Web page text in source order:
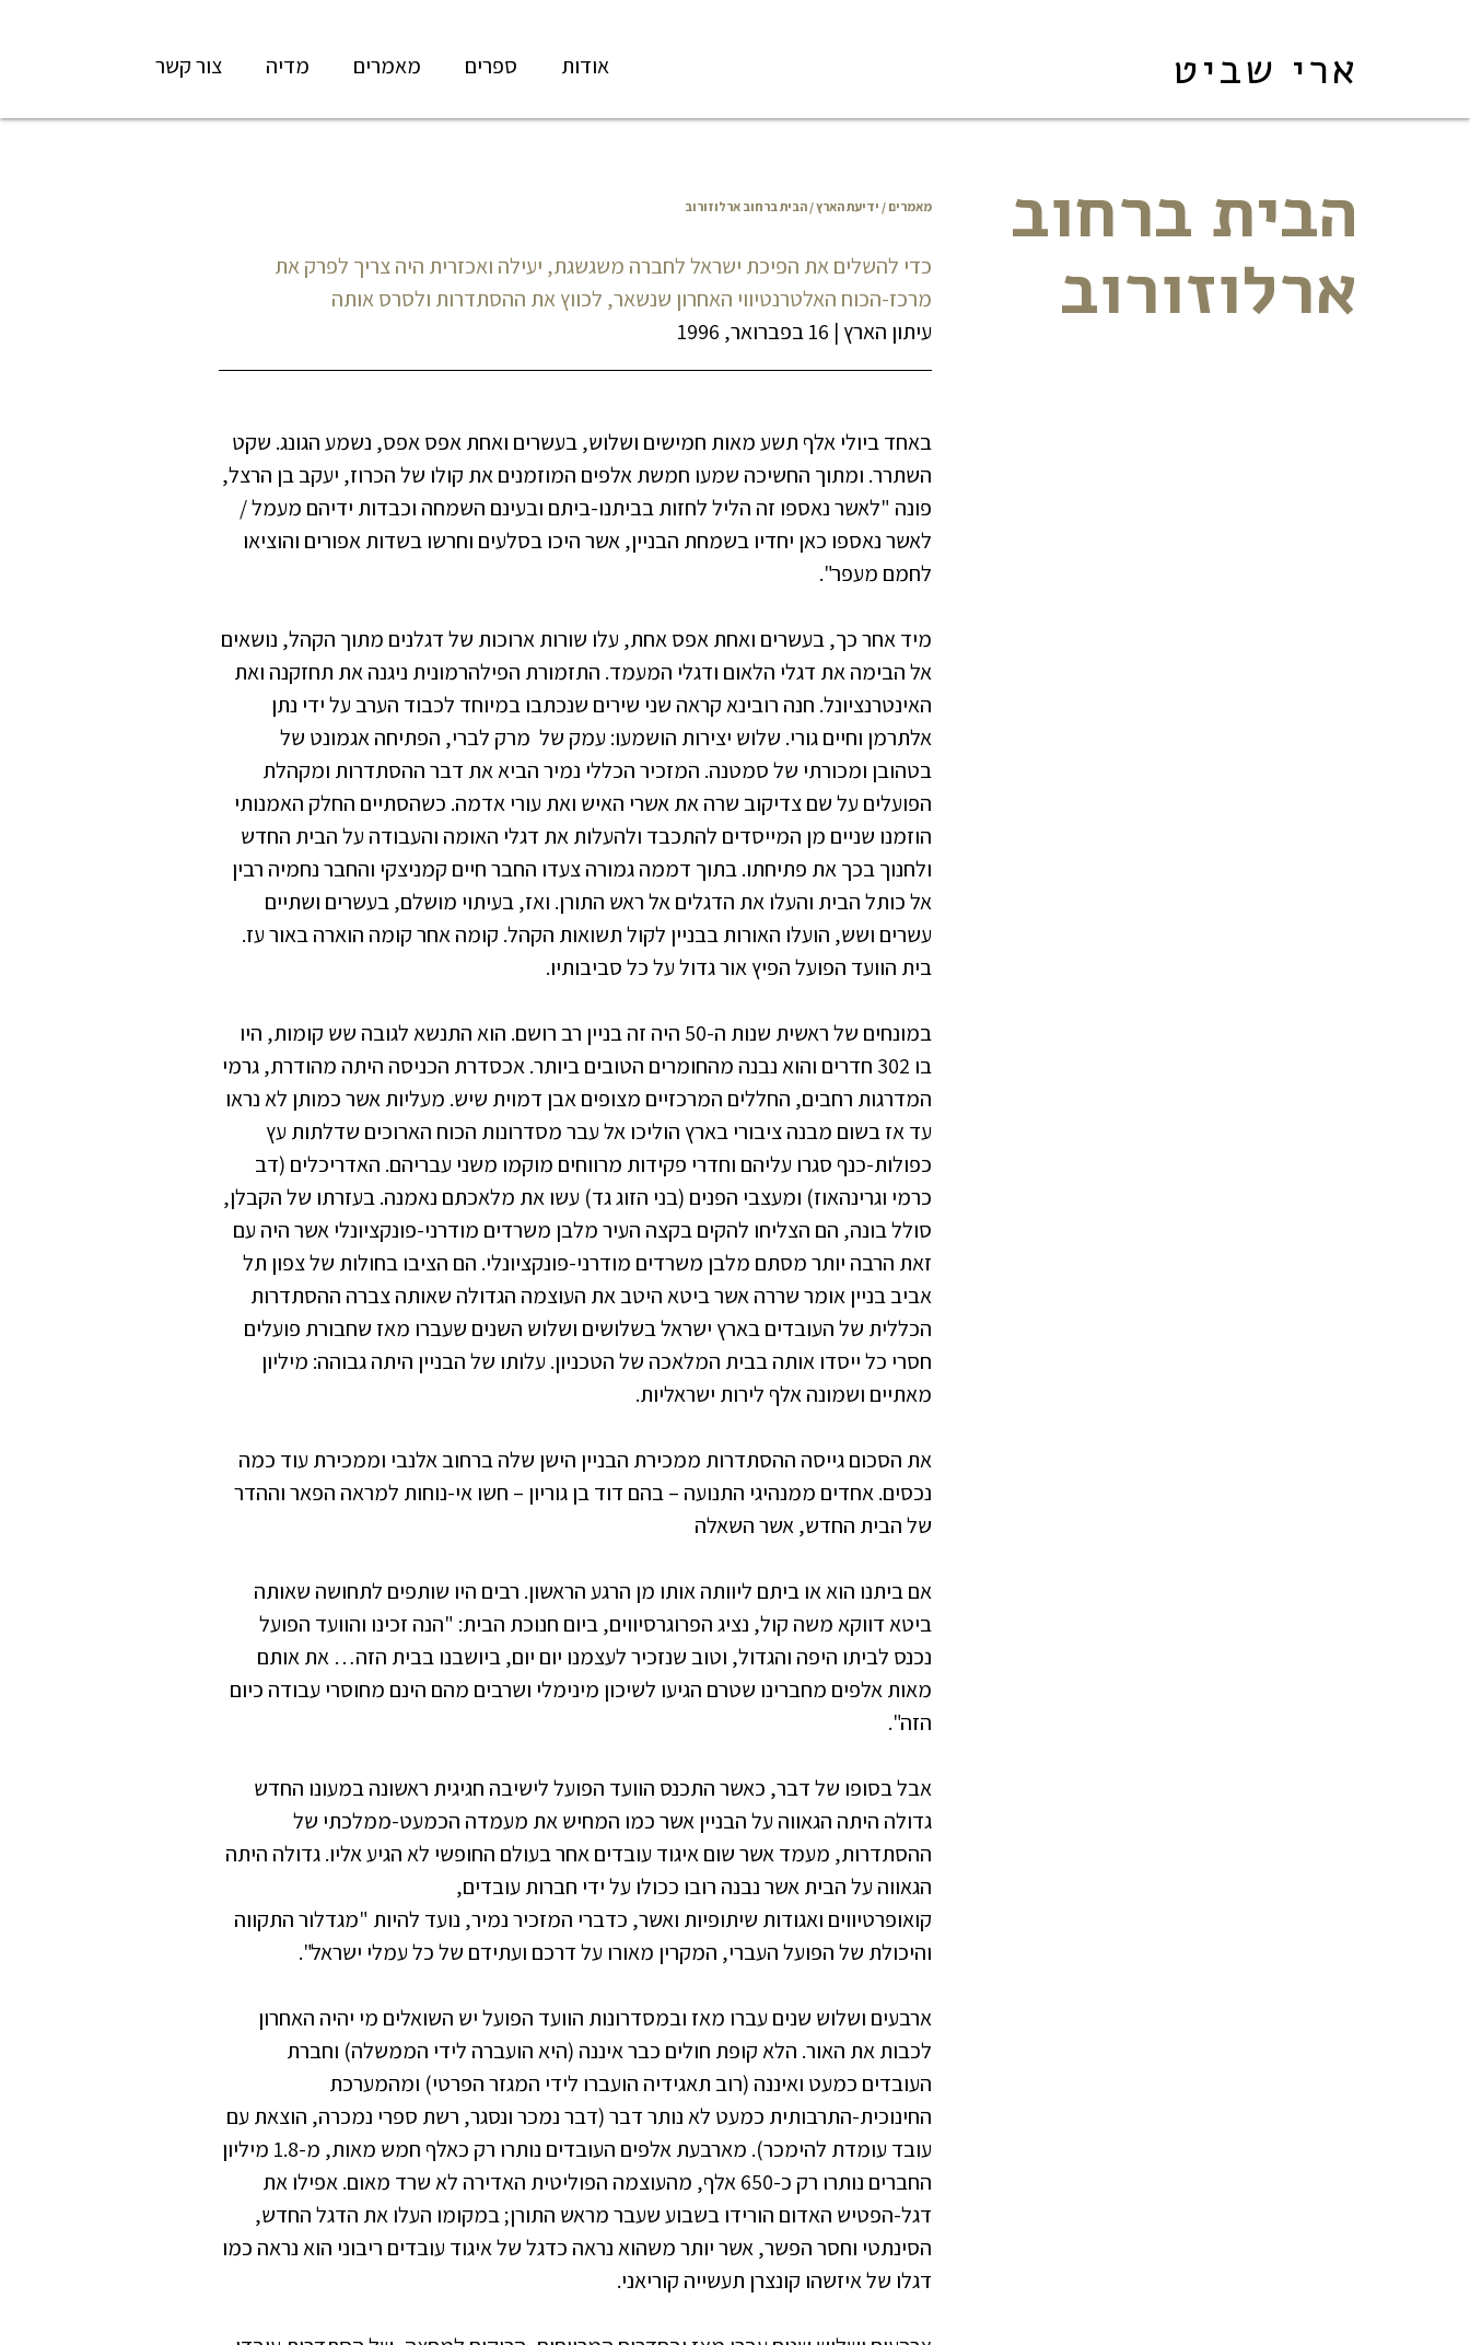
ארי שביט אודות ספרים מאמרים מדיה צור קשר
הבית ברחוב
ארלוזורוב
מאמרים / ידיעת הארץ/ הבית ברחוב ארלוזורוב
כדי להשלים את הפיכת ישראל לחברה משגשגת, יעילה ואכזרית היה צריך לפרק את
מרכז-הכוח האלטרנטיווי האחרון שנשאר, לכווץ את ההסתדרות ולסרס אותה
עיתון הארץ | 16 בפברואר, 1996
באחד ביולי אלף תשע מאות חמישים ושלוש, בעשרים ואחת אפס אפס, נשמע הגונג. שקט
השתרר. ומתוך החשיכה שמעו חמשת אלפים המוזמנים את קולו של הכרוז, יעקב בן הרצל,
פונה "לאשר נאספו זה הליל לחזות בביתנו-ביתם ובעינם השמחה וכבדות ידיהם מעמל /
לאשר נאספו כאן יחדיו בשמחת הבניין, אשר היכו בסלעים וחרשו בשדות אפורים והוציאו
לחמם מעפר".
מיד אחר כך, בעשרים ואחת אפס אחת, עלו שורות ארוכות של דגלנים מתוך הקהל, נושאים
אל הבימה את דגלי הלאום ודגלי המעמד. התזמורת הפילהרמונית ניגנה את תחזקנה ואת
האינטרנציונל. חנה רובינא קראה שני שירים שנכתבו במיוחד לכבוד הערב על ידי נתן
אלתרמן וחיים גורי. שלוש יצירות הושמעו: עמק של מרק לברי, הפתיחה אגמונט של
בטהובן ומכורתי של סמטנה. המזכיר הכללי נמיר הביא את דבר ההסתדרות ומקהלת
הפועלים על שם צדיקוב שרה את אשרי האיש ואת עורי אדמה. כשהסתיים החלק האמנותי
הוזמנו שניים מן המייסדים להתכבד ולהעלות את דגלי האומה והעבודה על הבית החדש
ולחנוך בכך את פתיחתו. בתוך דממה גמורה צעדו החבר חיים קמניצקי והחבר נחמיה רבין
אל כותל הבית והעלו את הדגלים אל ראש התורן. ואז, בעיתוי מושלם, בעשרים ושתיים
עשרים ושש, הועלו האורות בבניין לקול תשואות הקהל. קומה אחר קומה הוארה באור עז.
בית הוועד הפועל הפיץ אור גדול על כל סביבותיו.
במונחים של ראשית שנות ה-50 היה זה בניין רב רושם. הוא התנשא לגובה שש קומות, היו
בו 302 חדרים והוא נבנה מהחומרים הטובים ביותר. אכסדרת הכניסה היתה מהודרת, גרמי
המדרגות רחבים, החללים המרכזיים מצופים אבן דמוית שיש. מעליות אשר כמותן לא נראו
עד אז בשום מבנה ציבורי בארץ הוליכו אל עבר מסדרונות הכוח הארוכים שדלתות עץ
כפולות-כנף סגרו עליהם וחדרי פקידות מרווחים מוקמו משני עבריהם. האדריכלים (דב
כרמי וגרינהאוז) ומעצבי הפנים (בני הזוג גד) עשו את מלאכתם נאמנה. בעזרתו של הקבלן,
סולל בונה, הם הצליחו להקים בקצה העיר מלבן משרדים מודרני-פונקציונלי אשר היה עם
זאת הרבה יותר מסתם מלבן משרדים מודרני-פונקציונלי. הם הציבו בחולות של צפון תל
אביב בניין אומר שררה אשר ביטא היטב את העוצמה הגדולה שאותה צברה ההסתדרות
הכללית של העובדים בארץ ישראל בשלושים ושלוש השנים שעברו מאז שחבורת פועלים
חסרי כל ייסדו אותה בבית המלאכה של הטכניון. עלותו של הבניין היתה גבוהה: מיליון
מאתיים ושמונה אלף לירות ישראליות.
את הסכום גייסה ההסתדרות ממכירת הבניין הישן שלה ברחוב אלנבי וממכירת עוד כמה
נכסים. אחדים ממנהיגי התנועה – בהם דוד בן גוריון – חשו אי-נוחות למראה הפאר וההדר
של הבית החדש, אשר השאלה
אם ביתנו הוא או ביתם ליוותה אותו מן הרגע הראשון. רבים היו שותפים לתחושה שאותה
ביטא דווקא משה קול, נציג הפרוגרסיווים, ביום חנוכת הבית: "הנה זכינו והוועד הפועל
נכנס לביתו היפה והגדול, וטוב שנזכיר לעצמנו יום יום, ביושבנו בבית הזה… את אותם
מאות אלפים מחברינו שטרם הגיעו לשיכון מינימלי ושרבים מהם הינם מחוסרי עבודה כיום
הזה".
אבל בסופו של דבר, כאשר התכנס הוועד הפועל לישיבה חגיגית ראשונה במעונו החדש
גדולה היתה הגאווה על הבניין אשר כמו המחיש את מעמדה הכמעט-ממלכתי של
ההסתדרות, מעמד אשר שום איגוד עובדים אחר בעולם החופשי לא הגיע אליו. גדולה היתה
הגאווה על הבית אשר נבנה רובו ככולו על ידי חברות עובדים,
קואופרטיווים ואגודות שיתופיות ואשר, כדברי המזכיר נמיר, נועד להיות "מגדלור התקווה
והיכולת של הפועל העברי, המקרין מאורו על דרכם ועתידם של כל עמלי ישראל".
ארבעים ושלוש שנים עברו מאז ובמסדרונות הוועד הפועל יש השואלים מי יהיה האחרון
לכבות את האור. הלא קופת חולים כבר איננה (היא הועברה לידי הממשלה) וחברת
העובדים כמעט ואיננה (רוב תאגידיה הועברו לידי המגזר הפרטי) ומהמערכת
החינוכית-התרבותית כמעט לא נותר דבר (דבר נמכר ונסגר, רשת ספרי נמכרה, הוצאת עם
עובד עומדת להימכר). מארבעת אלפים העובדים נותרו רק כאלף חמש מאות, מ-1.8 מיליון
החברים נותרו רק כ-650 אלף, מהעוצמה הפוליטית האדירה לא שרד מאום. אפילו את
דגל-הפטיש האדום הורידו בשבוע שעבר מראש התורן; במקומו העלו את הדגל החדש,
הסינתטי וחסר הפשר, אשר יותר משהוא נראה כדגל של איגוד עובדים ריבוני הוא נראה כמו
דגלו של איזשהו קונצרן תעשייה קוריאני.